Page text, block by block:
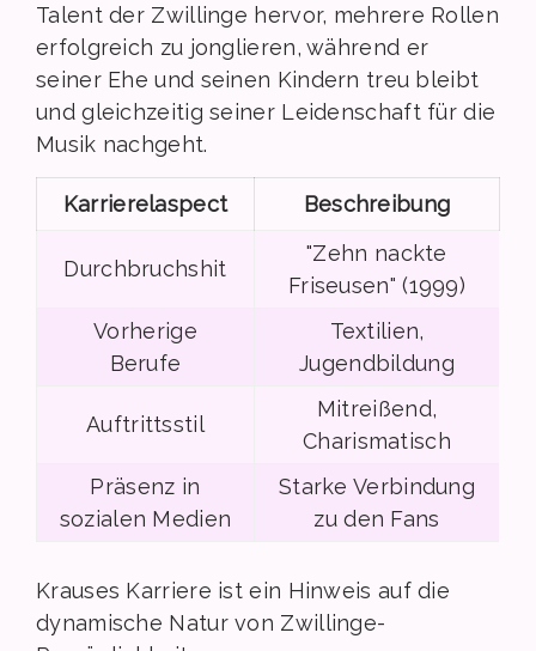
Talent der Zwillinge hervor, mehrere Rollen
erfolgreich zu jonglieren, während er
seiner Ehe und seinen Kindern treu bleibt
und gleichzeitig seiner Leidenschaft für die
Musik nachgeht.
Karrierelaspect Beschreibung
Durchbruchshit
"Zehn nackte
Friseusen" (1999)
Vorherige
Berufe
Textilien,
Jugendbildung
Auftrittsstil
Mitreißend,
Charismatisch
Präsenz in
sozialen Medien
Starke Verbindung
zu den Fans
Krauses Karriere ist ein Hinweis auf die
dynamische Natur von Zwillinge-